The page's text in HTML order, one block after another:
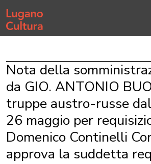
Home page
Nota della
da GIO. ANTONIO
truppe austro-russe
26 maggio per
Domenico Continelli
approva la suddetta